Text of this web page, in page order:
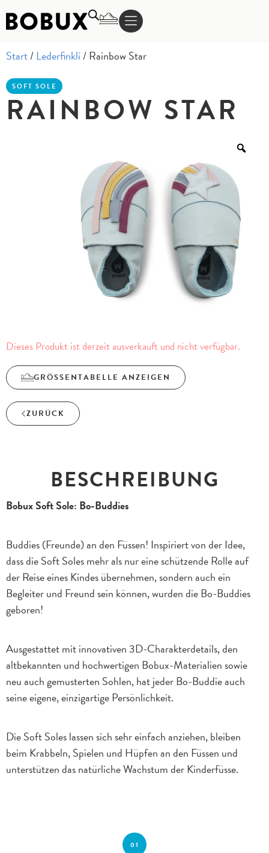
Start/Lederfinkli/ Rainbow Star
SOFT SOLE
RAINBOW STAR
Dieses Produkt ist derzeit ausverkauft und nicht verfügbar.
GRÖSSENTABELLE ANZEIGEN
ZURÜCK
BESCHREIBUNG
Bobux Soft Sole: Bo-Buddies
Buddies (Freunde) an den Füssen! Inspiriert von der Idee,
dass die Soft Soles mehr als nur eine schützende Rolle auf
der Reise eines Kindes übernehmen, sondern auch ein
Begleiter und Freund sein können, wurden die Bo-Buddies
geboren!
Ausgestattet mit innovativen 3D-Charakterdetails, den
altbekannten und hochwertigen Bobux-Materialien sowie
neu auch gemusterten Sohlen, hat jeder Bo-Buddie auch
seine eigene, einzigartige Persönlichkeit.
Die Soft Soles lassen sich sehr einfach anziehen, bleiben
beim Krabbeln, Spielen und Hüpfen an den Füssen und
unterstützen das natürliche Wachstum der Kinderfüsse.
01